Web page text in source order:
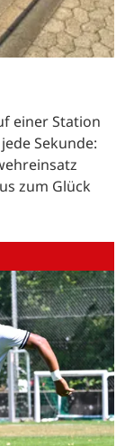
einer Station
Sekunde:
zum Glück